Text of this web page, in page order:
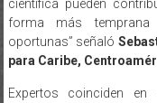
científica pueden
forma más
oportunas” señaló
para Caribe,
Expertos coinciden